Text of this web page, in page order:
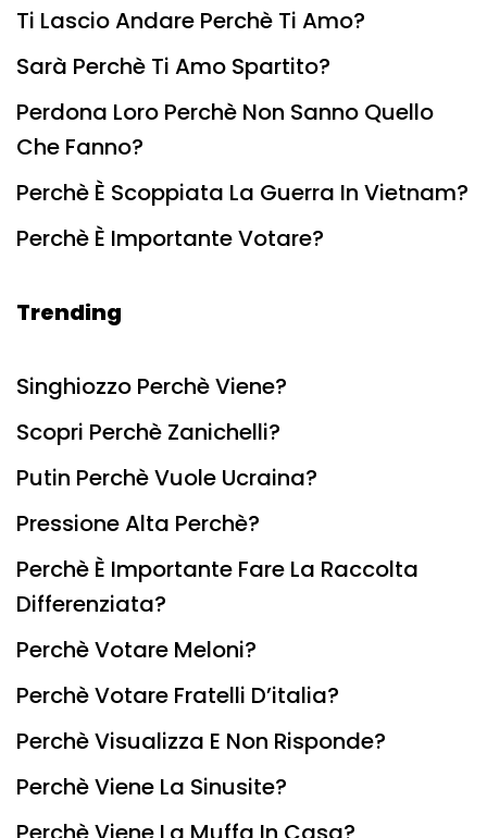
Ti Lascio Andare Perchè Ti Amo?
Sarà Perchè Ti Amo Spartito?
Perdona Loro Perchè Non Sanno Quello
Che Fanno?
Perchè È Scoppiata La Guerra In Vietnam?
Perchè È Importante Votare?
Trending
Singhiozzo Perchè Viene?
Scopri Perchè Zanichelli?
Putin Perchè Vuole Ucraina?
Pressione Alta Perchè?
Perchè È Importante Fare La Raccolta
Differenziata?
Perchè Votare Meloni?
Perchè Votare Fratelli D’italia?
Perchè Visualizza E Non Risponde?
Perchè Viene La Sinusite?